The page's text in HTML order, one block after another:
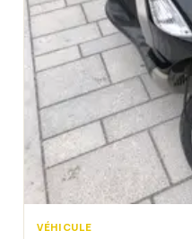
VÉHICULE